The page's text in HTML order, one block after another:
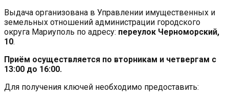
Выдача организована в Управлении имущественных и
земельных отношений администрации городского
округа Мариуполь по адресу: переулок Черноморский,
10.
Приём осуществляется по вторникам и четвергам с
13:00 до 16:00.
Для получения ключей необходимо предоставить: